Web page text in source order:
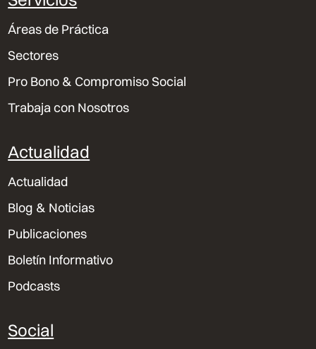
Áreas de Práctica
Sectores
Pro Bono & Compromiso Social
Trabaja con Nosotros
Actualidad
Actualidad
Blog & Noticias
Publicaciones
Boletín Informativo
Podcasts
Social